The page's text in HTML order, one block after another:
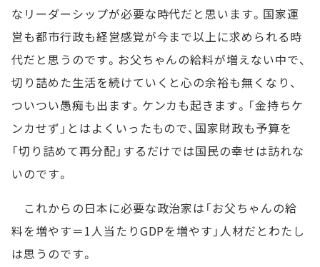
なリーダーシップが必要な時代だと思います。国家運
営も都市行政も経営感覚が今まで以上に求められる時
代だと思うのです。お父ちゃんの給料が増えない中で、
切り詰めた生活を続けていくと心の余裕も無くなり、
ついつい愚痴も出ます。ケンカも起きます。「金持ちケ
ンカせず」とはよくいったもので、国家財政も予算を
「切り詰めて再分配」するだけでは国民の幸せは訪れな
いのです。
これからの日本に必要な政治家は「お父ちゃんの給
料を増やす＝1人当たりGDPを増やす」人材だとわたし
は思うのです。